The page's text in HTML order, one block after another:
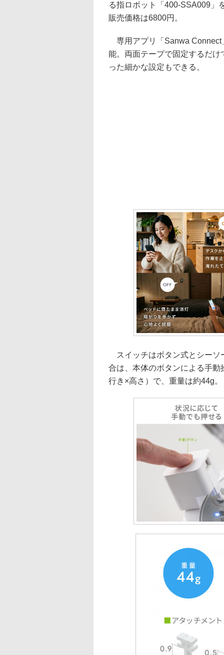
る指ロボット「400-SSA009」
販売価格は6800円。
専用アプリ「Sanwa Connect
能。両面テープで固定するだ
った細かな設定もできる。
スイッチはボタン式とシーソ
合は、本体のボタンによる手
行き×高さ）で、重量は約44g。